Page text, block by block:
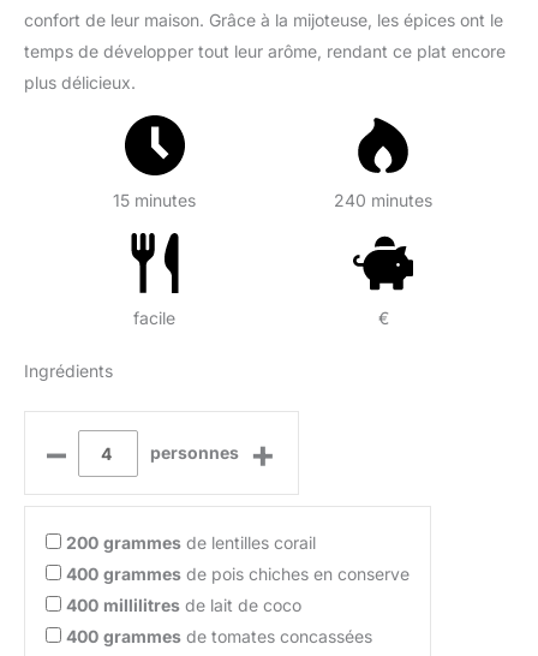
confort de leur maison. Grâce à la mijoteuse, les épices ont le
temps de développer tout leur arôme, rendant ce plat encore
plus délicieux.
15 minutes 240 minutes
facile €
Ingrédients
– personnes +
200 grammes de lentilles corail
400 grammes de pois chiches en conserve
400 millilitres de lait de coco
400 grammes de tomates concassées